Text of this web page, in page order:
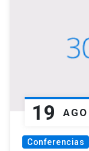
19 AGO
Conferencias